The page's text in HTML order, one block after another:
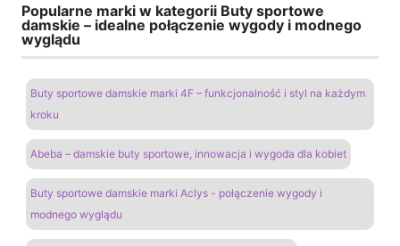
Popularne marki w kategorii Buty sportowe
damskie – idealne połączenie wygody i modnego
wyglądu
Buty sportowe damskie marki 4F – funkcjonalność i styl na każdym
kroku
Abeba – damskie buty sportowe, innowacja i wygoda dla kobiet
Buty sportowe damskie marki Aclys - połączenie wygody i
modnego wyglądu